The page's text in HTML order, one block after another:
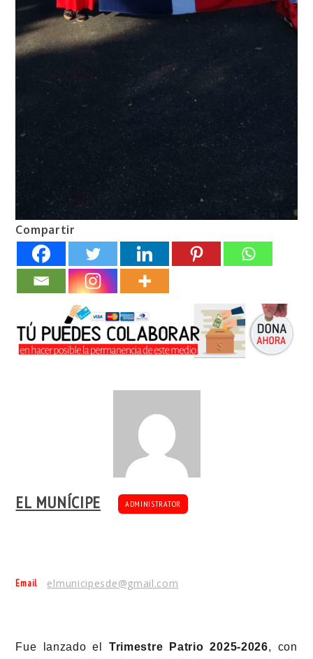
Compartir
EL MUNÍCIPE ADMINISTRATOR
Email elmunicipesde@gmail.com
Fue lanzado el Trimestre Patrio 2025-2026, con